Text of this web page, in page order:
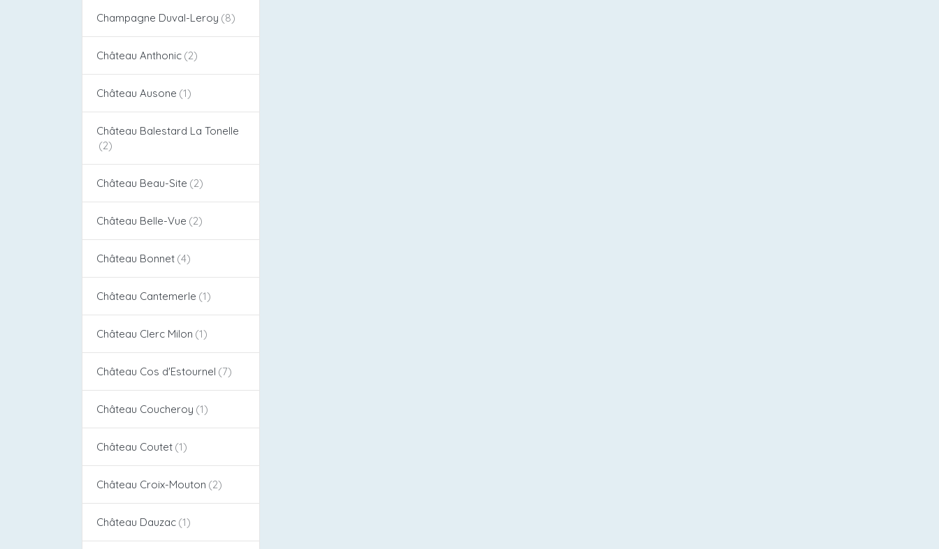
Champagne Duval-Leroy
Château Anthonic
Château Ausone
Château Balestard La Tonelle
Château Beau-Site
Château Belle-Vue
Château Bonnet
Château Cantemerle
Château Clerc Milon
Château Cos d'Estournel​
Château Coucheroy
Château Coutet
Château Croix-Mouton
Château Dauzac